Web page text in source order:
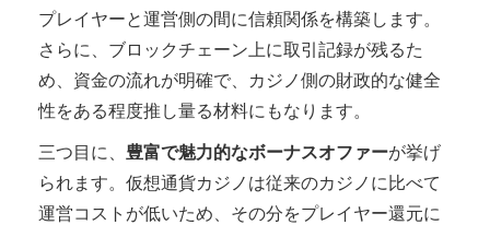
プレイヤーと運営側の間に信頼関係を構築します。
さらに、ブロックチェーン上に取引記録が残るた
め、資金の流れが明確で、カジノ側の財政的な健全
性をある程度推し量る材料にもなります。
三つ目に、 豊富で魅力的なボーナスオファーが挙げ
られます。仮想通貨カジノは従来のカジノに比べて
運営コストが低いため、その分をプレイヤー還元に